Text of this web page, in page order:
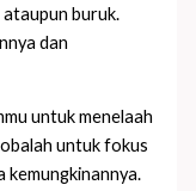
ataupun buruk.
dan
untuk menelaah
untuk fokus